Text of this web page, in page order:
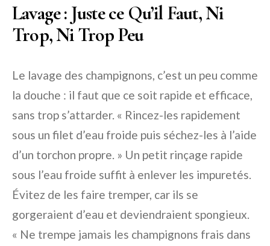
Lavage : Juste ce Qu’il Faut, Ni
Trop, Ni Trop Peu
Le lavage des champignons, c’est un peu comme
la douche : il faut que ce soit rapide et efficace,
sans trop s’attarder. « Rincez-les rapidement
sous un filet d’eau froide puis séchez-les à l’aide
d’un torchon propre. » Un petit rinçage rapide
sous l’eau froide suffit à enlever les impuretés.
Évitez de les faire tremper, car ils se
gorgeraient d’eau et deviendraient spongieux.
« Ne trempe jamais les champignons frais dans